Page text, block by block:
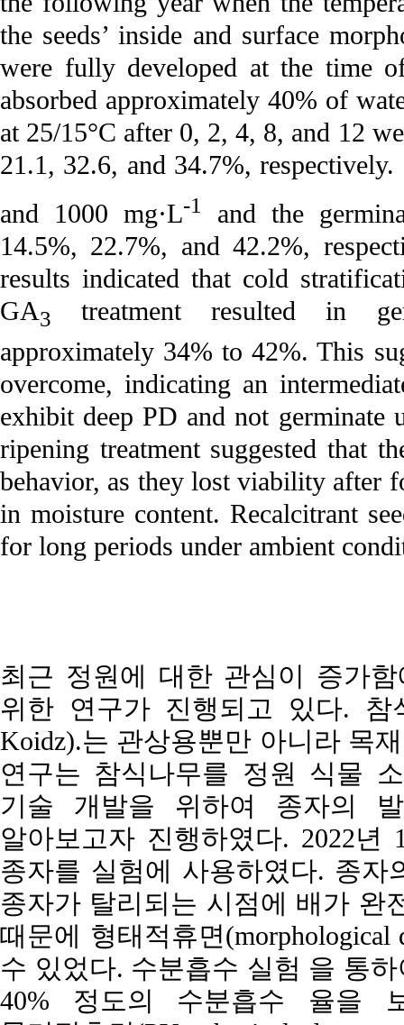
the seeds’ inside and surface
were fully developed at the time
absorbed approximately 40% of
at 25/15°C after 0, 2, 4, 8, and 12
21.1, 32.6, and 34.7%,
and 1000 mg·L-1
and the
14.5%, 22.7%, and 42.2%,
results indicated that cold
GA3
treatment resulted in
approximately 34% to 42%. This
overcome, indicating an
exhibit deep PD and not germinate
ripening treatment suggested that
behavior, as they lost viability after
in moisture content. Recalcitrant
for long periods under ambient
최근 정원에 대한 관심이 증가
위한 연구가 진행되고 있다. 참
Koidz).는 관상용뿐만 아니라 목
연구는 참식나무를 정원 식물
기술 개발을 위하여 종자의
알아보고자 진행하였다. 2022
종자를 실험에 사용하였다. 종
종자가 탈리되는 시점에 배가 완
때문에 형태적휴면
수 있었다. 수분흡수 실험 을 통
40% 정도의 수분흡수 율을